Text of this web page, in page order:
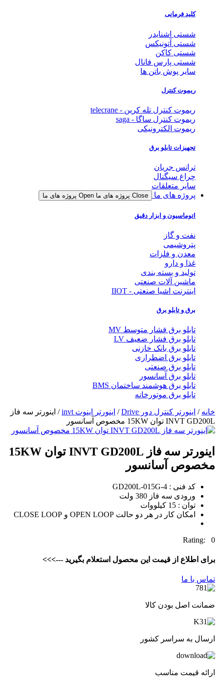
کلید فرمانی
شستی اشنایدر
شستی آتونیکس
شستی کاکن
شستی پارس فانال
سایر پوش باتن ها
ریموت کنترل
ریموت کنترل تله کرین - telecrane
ریموت کنترل ساگا - saga
ریموت الکترونیکی
تجهیزات تابلو برق
ترانس جریان
چراغ سیگنال
سایر متعلقات
پروژه های ما
Close پروژه های ما Open پروژه های ما
اتوماسیون و ابزار دقیق
نفت و گاز
پتروشیمی
معدن و فلزات
غذا و دارو
تولید و بسته بندی
ماشین آلات صنعتی
اینترنت اشیا صنعتی - IIOT
برق و تابلو برق
تابلو برق فشار متوسط MV
تابلو برق فشار ضعیف LV
تابلو برق بانک خازنی
تابلو برق اضطراری
تابلو برق صنعتی
تابلو برق آسانسور
تابلو برق هوشمند ساختمان BMS
تابلو برق موتورخانه
خانه / اینورتر کنترل دور Drive / اینورتر اینوت invt
/ اینورتر سه فاز
INVT GD200L توان 15KW مخصوص آسانسور
اینورتر سه فاز INVT GD200L توان 15KW
مخصوص آسانسور
کد فنی : GD200L-015G-4
ورودی سه فاز 380 ولت
توان : 15 کیلووات
امکان کار در هر دو حالت OPEN LOOP و CLOSE LOOP
Rating: 0
برای اطلاع از قیمت این محصول استعلام بگیرید --->>>
تماس با ما
ضمانت اصل بودن کالا
ارسال به سراسر کشور
ارائه قیمت مناسب